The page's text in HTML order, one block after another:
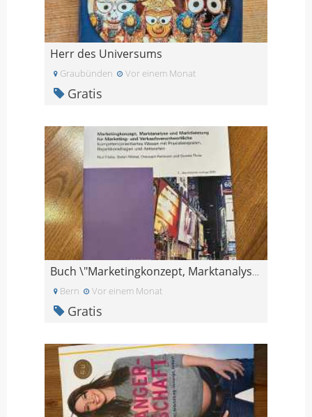
Herr des Universums
Graubünden Vor einem Monat
Gratis
Buch \"Marketingkonzept, Marktanalyse und Marktlei
Bern Vor einem Monat
Gratis